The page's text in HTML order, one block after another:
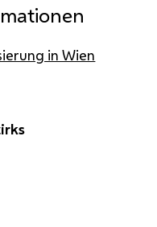
in Wien